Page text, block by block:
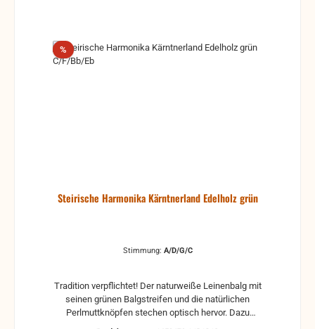
%Rabatt
Steirische Harmonika Kärntnerland Edelholz grün
Stimmung: A/D/G/C
Tradition verpflichtet! Der naturweiße Leinenbalg mit
seinen grünen Balgstreifen und die natürlichen
Perlmuttknöpfen stechen optisch hervor. Dazu